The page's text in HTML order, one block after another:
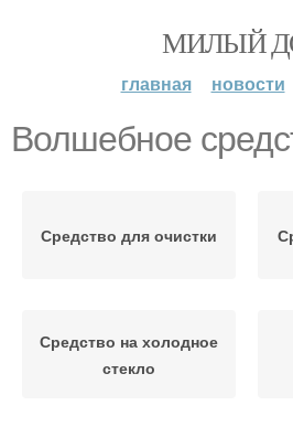
МИЛЫЙ
главная новости
Волшебное
Средство для очистки
Средство на холодное
стекло